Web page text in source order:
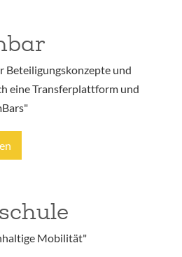
Beteiligungskonzepte und
eine Transferplattform und
Mobilität"